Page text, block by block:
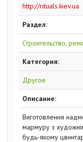
http://rituals.kiev.ua
Раздел:
Строительство,
Категория:
Другое
Описание:
Виготовлення
мармуру з
будь-якому